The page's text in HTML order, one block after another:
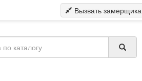
Вызвать замерщика